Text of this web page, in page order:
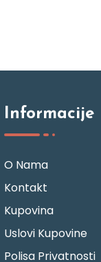
Informacije
O Nama
Kontakt
Kupovina
Uslovi Kupovine
Polisa Privatnosti